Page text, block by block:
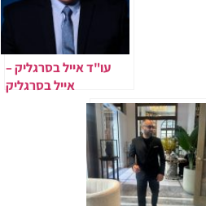
עו"ד אייל בסרגליק –
אייל בסרגליק